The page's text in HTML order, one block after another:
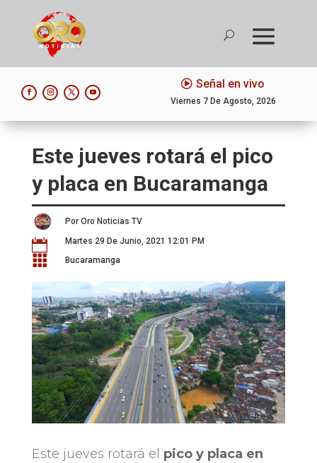
Señal en vivo
Viernes 7 De Agosto, 2026
Este jueves rotará el pico
y placa en Bucaramanga
Por Oro Noticias TV
 Martes 29 De Junio, 2021 12:01 PM
 Bucaramanga
Este jueves rotará el pico y placa en